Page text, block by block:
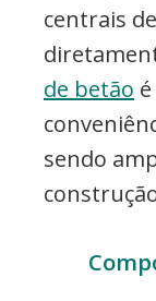
centrais
de betão
sendo